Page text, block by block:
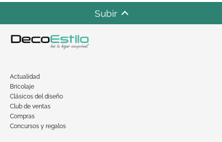
Subir
Actualidad
Bricolaje
Clásicos del diseño
Club de ventas
Compras
Concursos y regalos